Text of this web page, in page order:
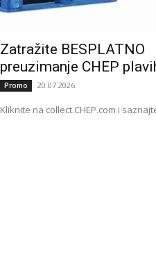
Zatražite BESPLATNO
preuzimanje CHEP
Promo 20.07.2026.
Kliknite na collect.CHEP.com i